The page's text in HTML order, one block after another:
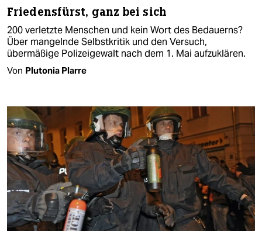
Friedensfürst, ganz bei sich
200 verletzte Menschen und kein Wort des Bedauerns?
Über mangelnde Selbstkritik und den Versuch,
übermäßige Polizeigewalt nach dem 1. Mai aufzuklären.
Von Plutonia Plarre